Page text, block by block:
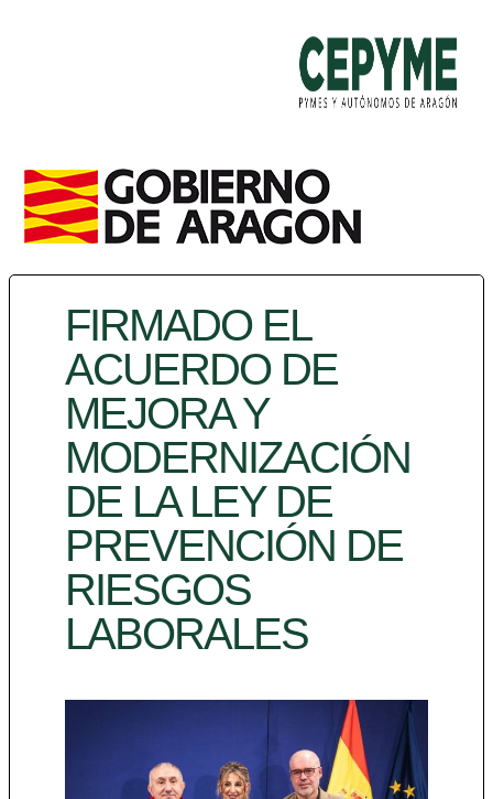
FIRMADO EL
ACUERDO DE
MEJORA Y
MODERNIZACIÓN
DE LA LEY DE
PREVENCIÓN DE
RIESGOS
LABORALES